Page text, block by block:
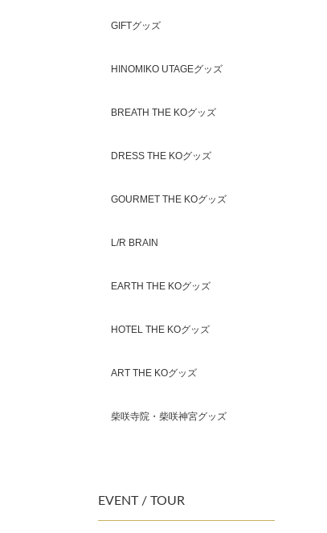
GIFTグッズ
HINOMIKO UTAGEグッズ
BREATH THE KOグッズ
DRESS THE KOグッズ
GOURMET THE KOグッズ
L/R BRAIN
EARTH THE KOグッズ
HOTEL THE KOグッズ
ART THE KOグッズ
柴咲寺院・柴咲神宮グッズ
EVENT / TOUR